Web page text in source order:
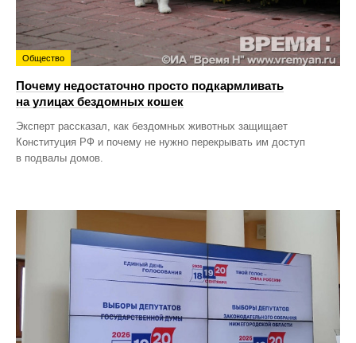
Общество
Почему недостаточно просто подкармливать
на улицах бездомных кошек
Эксперт рассказал, как бездомных животных защищает
Конституция РФ и почему не нужно перекрывать им доступ
в подвалы домов.